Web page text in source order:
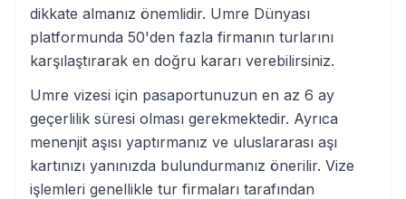
dikkate almanız önemlidir. Umre Dünyası
platformunda 50'den fazla firmanın turlarını
karşılaştırarak en doğru kararı verebilirsiniz.
Umre vizesi için pasaportunuzun en az 6 ay
geçerlilik süresi olması gerekmektedir. Ayrıca
menenjit aşısı yaptırmanız ve uluslararası aşı
kartınızı yanınızda bulundurmanız önerilir. Vize
işlemleri genellikle tur firmaları tarafından